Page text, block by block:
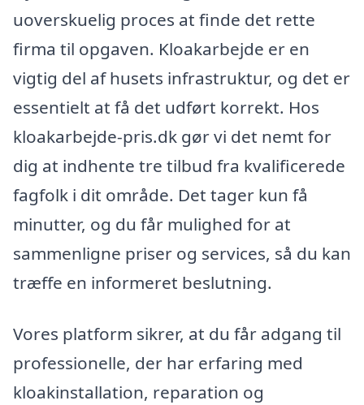
uoverskuelig proces at finde det rette
firma til opgaven. Kloakarbejde er en
vigtig del af husets infrastruktur, og det er
essentielt at få det udført korrekt. Hos
kloakarbejde-pris.dk gør vi det nemt for
dig at indhente tre tilbud fra kvalificerede
fagfolk i dit område. Det tager kun få
minutter, og du får mulighed for at
sammenligne priser og services, så du kan
træffe en informeret beslutning.
Vores platform sikrer, at du får adgang til
professionelle, der har erfaring med
kloakinstallation, reparation og